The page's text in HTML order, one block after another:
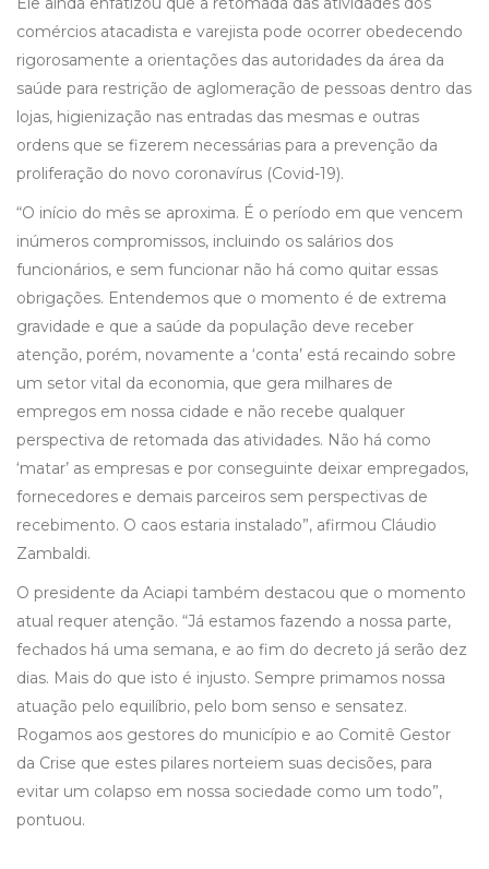
comércios atacadista e varejista pode ocorrer obedecendo
rigorosamente a orientações das autoridades da área da
saúde para restrição de aglomeração de pessoas dentro das
lojas, higienização nas entradas das mesmas e outras
ordens que se fizerem necessárias para a prevenção da
proliferação do novo coronavírus (Covid-19).
“O início do mês se aproxima. É o período em que vencem
inúmeros compromissos, incluindo os salários dos
funcionários, e sem funcionar não há como quitar essas
obrigações. Entendemos que o momento é de extrema
gravidade e que a saúde da população deve receber
atenção, porém, novamente a ‘conta’ está recaindo sobre
um setor vital da economia, que gera milhares de
empregos em nossa cidade e não recebe qualquer
perspectiva de retomada das atividades. Não há como
‘matar’ as empresas e por conseguinte deixar empregados,
fornecedores e demais parceiros sem perspectivas de
recebimento. O caos estaria instalado”, afirmou Cláudio
Zambaldi.
O presidente da Aciapi também destacou que o momento
atual requer atenção. “Já estamos fazendo a nossa parte,
fechados há uma semana, e ao fim do decreto já serão dez
dias. Mais do que isto é injusto. Sempre primamos nossa
atuação pelo equilíbrio, pelo bom senso e sensatez.
Rogamos aos gestores do município e ao Comitê Gestor
da Crise que estes pilares norteiem suas decisões, para
evitar um colapso em nossa sociedade como um todo”,
pontuou.